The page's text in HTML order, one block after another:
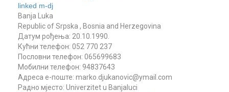
linked m-dj
Banja Luka
Republic of Srpska , Bosnia and Herzegovina
Датум рођења: 20.10.1990.
Кућни телефон: 052 770 237
Пословни телефон: 065699683
Мобилни телефон: 94837643
Aдреса e-поште: marko.djukanovic@ymail.com
Радно мјесто: Univerzitet u Banjaluci